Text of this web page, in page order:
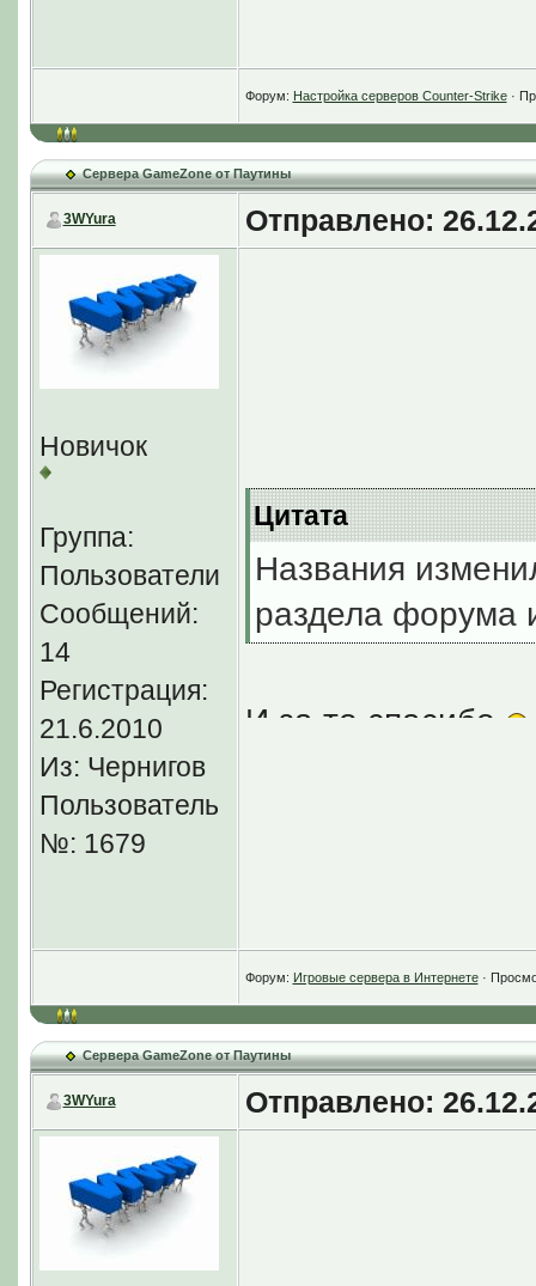
Вот пока не
Форум: Настройка серверов Counter-Strike·
Сервера GameZone от Паутины
3WYura Отправлено:
Новичок
Группа:
Пользователи
Сообщений:
14
Регистрация:
21.6.2010
Из: Чернигов
Пользователь
№: 1679
Цитата
Названия
раздела форума
И за то спасибо
Форум: Игровые сервера в Интернете·
Сервера GameZone от Паутины
3WYura Отправлено: